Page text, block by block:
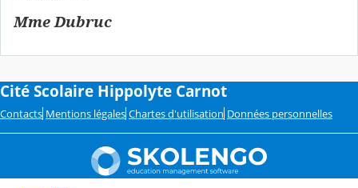
Mme Dubruc
Cité Scolaire Hippolyte Carnot
Contacts Mentions légales Chartes d'utilisation Données personnelles